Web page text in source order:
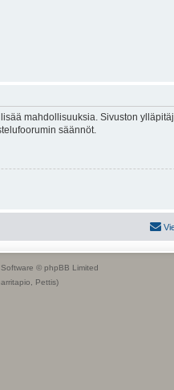
mahdollisuuksia. Sivuston
säännöt.
© phpBB Limited
Pettis)